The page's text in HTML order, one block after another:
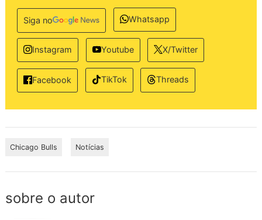
Siga no Whatsapp
Instagram Youtube X/Twitter
Facebook TikTok Threads
Chicago Bulls Notícias
sobre o autor